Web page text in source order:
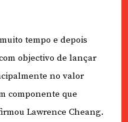
tempo e depois
objectivo de lançar
no valor
componente que
Lawrence Cheang.